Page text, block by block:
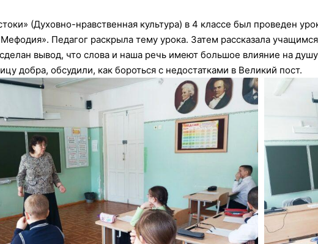
(Духовно-нравственная культура) в 4 классе был проведен
Педагог раскрыла тему урока. Затем рассказала
вывод, что слова и наша речь имеют большое влияние на
добра, обсудили, как бороться с недостатками в Великий пост.